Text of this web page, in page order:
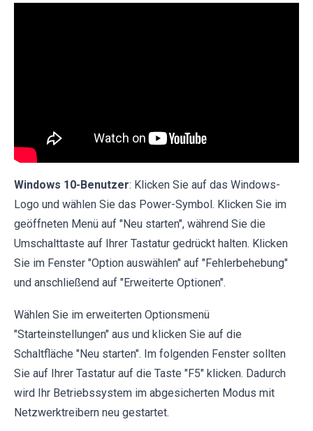
Windows 10-Benutzer: Klicken Sie auf das Windows-
Logo und wählen Sie das Power-Symbol. Klicken Sie im
geöffneten Menü auf "Neu starten", während Sie die
Umschalttaste auf Ihrer Tastatur gedrückt halten. Klicken
Sie im Fenster "Option auswählen" auf "Fehlerbehebung"
und anschließend auf "Erweiterte Optionen".
Wählen Sie im erweiterten Optionsmenü
"Starteinstellungen" aus und klicken Sie auf die
Schaltfläche "Neu starten". Im folgenden Fenster sollten
Sie auf Ihrer Tastatur auf die Taste "F5" klicken. Dadurch
wird Ihr Betriebssystem im abgesicherten Modus mit
Netzwerktreibern neu gestartet.